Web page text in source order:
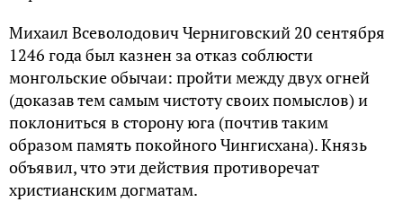
Михаил Всеволодович Черниговский 20 сентября
1246 года был казнен за отказ соблюсти
монгольские обычаи: пройти между двух огней
(доказав тем самым чистоту своих помыслов) и
поклониться в сторону юга (почтив таким
образом память покойного Чингисхана). Князь
объявил, что эти действия противоречат
христианским догматам.